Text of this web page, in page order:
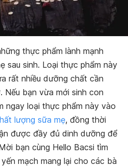
thực phẩm lành mạnh
sau sinh. Loại thực phẩm này
rất nhiều dưỡng chất cần
bạn vừa mới sinh con
ngay loại thực phẩm này vào
lượng sữa mẹ, đồng thời
được đầy đủ dinh dưỡng để
bạn cùng Hello Bacsi tìm
mạch mang lại cho các bà